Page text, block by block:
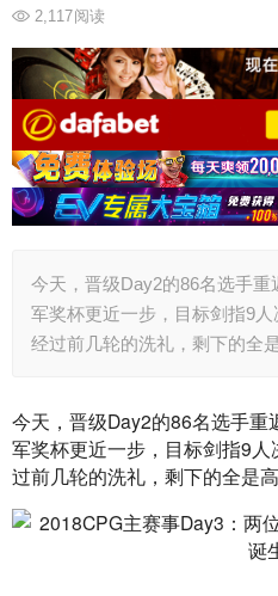
2,117阅读
今天，晋级Day2的86名选手
军奖杯更近一步，目标剑指9人
经过前几轮的洗礼，剩下的全
今天，晋级Day2的86名选手
军奖杯更近一步，目标剑指9
过前几轮的洗礼，剩下的全是高